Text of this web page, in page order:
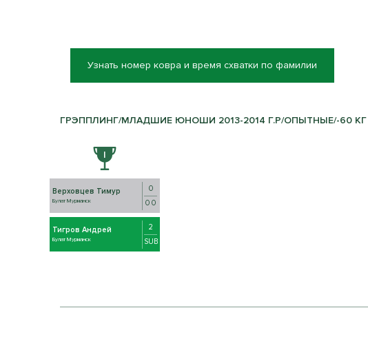
Узнать номер ковра и время схватки по фамилии
ГРЭППЛИНГ/МЛАДШИЕ ЮНОШИ 2013-2014 Г.Р/ОПЫТНЫЕ/-60 КГ
Верховцев Тимур
Булат Мурманск
0
0 0
Тигров Андрей
Булат Мурманск
2
SUB